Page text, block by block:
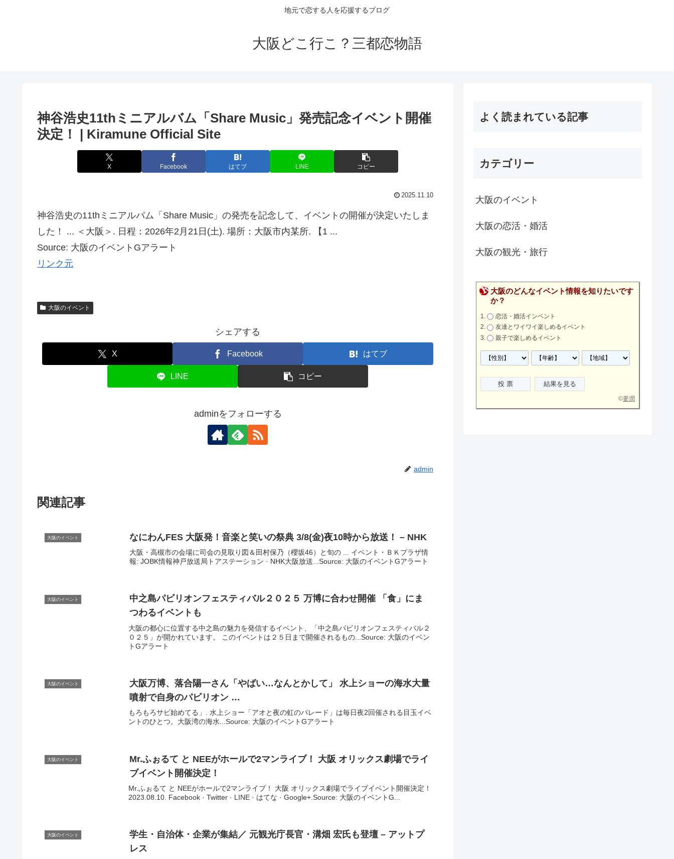
地元で恋する人を応援するブログ
大阪どこ行こ？三都恋物語
神谷浩史11thミニアルバム「Share Music」発売記念イベント 開催
決定！ | Kiramune Official Site
X Facebook はてブ LINE コピー
2025.11.10
神谷浩史の11thミニアルバム「Share Music」の発売を記念して、イベントの開催が決定いたしま
した！ ... ＜大阪＞. 日程：2026年2月21日(土). 場所：大阪市内某所. 【1 ...
Source: 大阪のイベントGアラート
リンク元
大阪のイベント
シェアする
X Facebook はてブ
LINE コピー
adminをフォローする
admin
関連記事
大阪のイベント なにわんFES 大阪発！音楽と笑いの祭典 3/8(金)夜10時から放送！ – NHK
大阪・高槻市の会場に司会の見取り図＆田村保乃（櫻坂46）と旬の ... イベント・ＢＫプラザ情
報: JOBK情報神戸放送局トアステーション · NHK大阪放送...Source: 大阪のイベントGアラート
大阪のイベント
中之島パビリオンフェスティバル２０２５ 万博に合わせ開催 「食」にま
つわるイベント も
大阪の都心に位置する中之島の魅力を発信するイベント、「中之島パビリオンフェスティバル２
０２５」が開かれています。 このイベントは２５日まで開催されるもの...Source: 大阪のイベン
トGアラート
大阪のイベント 大阪万博、落合陽一さん「やばい…なんとかして」 水上ショーの海水大量
噴射で自身のパビリオン …
もろもろサビ始めてる」. 水上ショー「アオと夜の虹のパレード」は毎日夜2回催される目玉イベ
ントのひとつ。大阪湾の海水...Source: 大阪のイベントGアラート
大阪のイベント Mr.ふぉるて と NEEがホールで2マンライブ！ 大阪 オリックス劇場でライ
ブイベント 開催決定！
Mr.ふぉるて と NEEがホールで2マンライブ！ 大阪 オリックス劇場でライブイベント開催決定！
2023.08.10. Facebook · Twitter · LINE · はてな · Google+.Source: 大阪のイベントG...
大阪のイベント
学生・自治体・企業が集結／ 元観光庁長官・溝畑 宏氏も登壇 – アットプ
レス
よく読まれている記事
カテゴリー
大阪のイベント
大阪の恋活・婚活
大阪の観光・旅行
大阪のどんなイベント情報を知りたいです
か？
恋活・婚活インベント
友達とワイワイ楽しめるイベント
親子で楽しめるイベント
©要潤